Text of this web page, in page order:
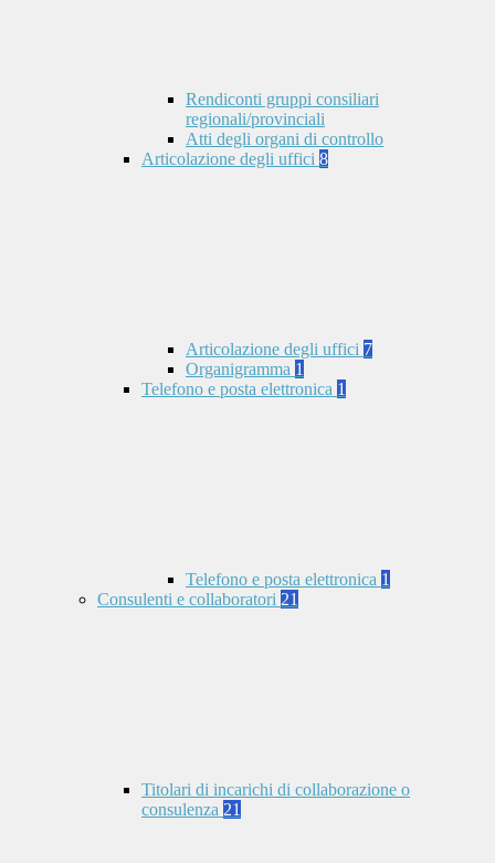
Rendiconti gruppi consiliari
regionali/provinciali
Atti degli organi di controllo
Articolazione degli uffici 8
Articolazione degli uffici 7
Organigramma 1
Telefono e posta elettronica 1
Telefono e posta elettronica 1
Consulenti e collaboratori 21
Titolari di incarichi di collaborazione o
consulenza 21